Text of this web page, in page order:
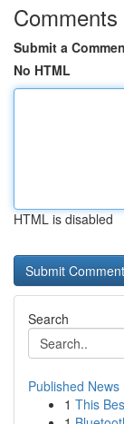
Comments
Submit a
No HTML
HTML is disabled
Search
Published News
1 This